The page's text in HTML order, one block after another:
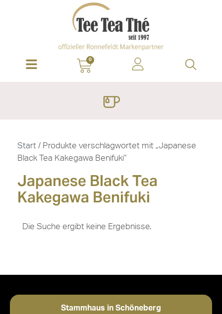
0
Start / Produkte verschlagwortet mit „Japanese
Black Tea Kakegawa Benifuki“
Japanese Black Tea
Kakegawa Benifuki
Die Suche ergibt keine Ergebnisse.
Stammhaus in Schöneberg